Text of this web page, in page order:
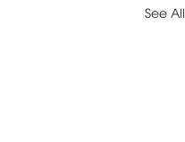
See All